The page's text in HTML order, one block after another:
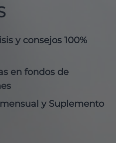
y consejos 100%
en fondos de
y Suplemento